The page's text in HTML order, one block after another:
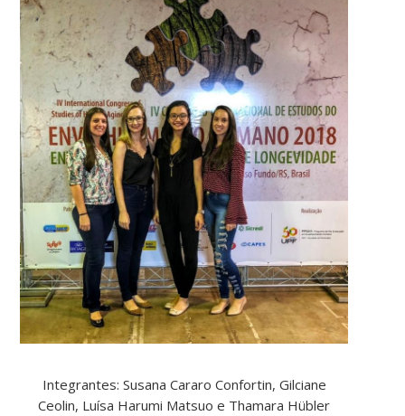
Integrantes: Susana Cararo Confortin, Gilciane
Ceolin, Luísa Harumi Matsuo e Thamara Hübler